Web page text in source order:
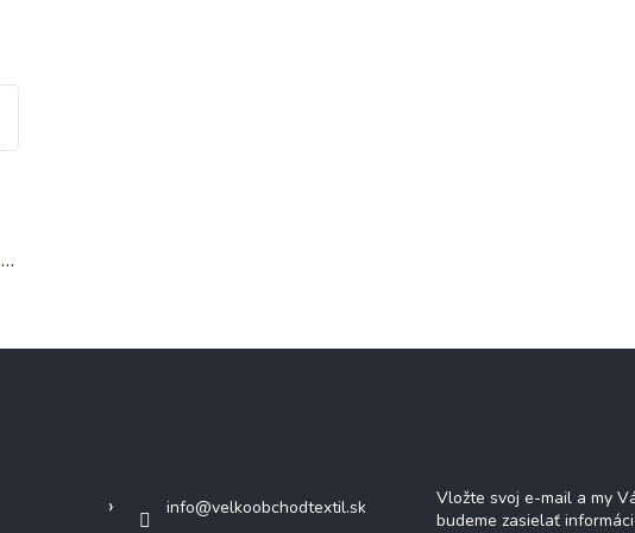
Pánske čierne tričko Classic 100% Bavlna
info@velkoobchodtextil.sk
Vložte svoj e-mail a my
budeme zasielať